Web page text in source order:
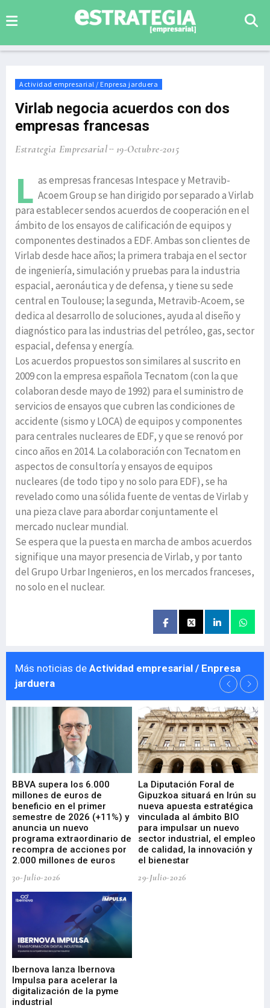
Actividad empresarial / Enpresa jarduera
Virlab negocia acuerdos con dos
empresas francesas
Estrategia Empresarial 19-Octubre-2015
L as empresas francesas Intespace y Metravib-
Acoem Group se han dirigido por separado a Virlab
para establecer sendos acuerdos de cooperación en el
ámbito de los ensayos de calificación de equipos y
componentes destinados a EDF. Ambas son clientes de
Virlab desde hace años; la primera trabaja en el sector
de ingeniería, simulación y pruebas para la industria
espacial, aeronáutica y de defensa, y tiene su sede
central en Toulouse; la segunda, Metravib-Acoem, se
dedica al desarrollo de soluciones, ayuda al diseño y
diagnóstico para las industrias del petróleo, gas, sector
espacial, defensa y energía.
Los acuerdos propuestos son similares al suscrito en
2009 con la empresa española Tecnatom (con la que
colaboran desde mayo de 1992) para el suministro de
servicios de ensayos que cubren las condiciones de
accidente (sismo y LOCA) de equipos y componentes
para centrales nucleares de EDF, y que se renovó por
cinco años en 2014. La colaboración con Tecnatom en
aspectos de consultoría y ensayos de equipos
nucleares (de todo tipo y no solo para EDF), se ha
revelado como una sólida fuente de ventas de Virlab y
una pieza clave para abordar conjuntamente el
mercado nuclear mundial.
Se espera que la puesta en marcha de ambos acuerdos
signifique una mayor presencia de Virlab, y por tanto
del Grupo Urbar Ingenieros, en los mercados franceses,
no solo en el nuclear.
Más noticias de Actividad empresarial / Enpresa
jarduera
BBVA supera los 6.000
millones de euros de
beneficio en el primer
semestre de 2026 (+11%) y
anuncia un nuevo
programa extraordinario de
recompra de acciones por
2.000 millones de euros
30-Julio-2026
La Diputación Foral de
Gipuzkoa situará en Irún su
nueva apuesta estratégica
vinculada al ámbito BIO
para impulsar un nuevo
sector industrial, el empleo
de calidad, la innovación y
el bienestar
29-Julio-2026
Ibernova lanza Ibernova
Impulsa para acelerar la
digitalización de la pyme
industrial